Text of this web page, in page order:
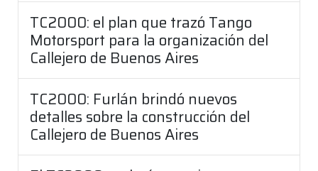
TC2000: el plan que trazó Tango
Motorsport para la organización del
Callejero de Buenos Aires
TC2000: Furlán brindó nuevos
detalles sobre la construcción del
Callejero de Buenos Aires